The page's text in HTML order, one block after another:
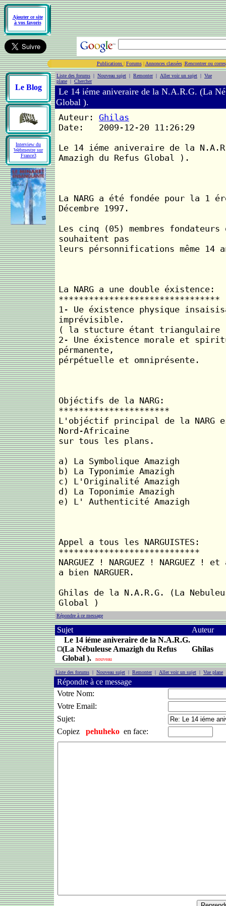
Ajouter ce site
à vos favoris
Publications | Forums| Annonces classées|Rencontrer ou
Le Blog
Interview du
Webmestre sur
France3
Liste des forums | Nouveau sujet | Remonter| Aller voir un sujet | Vue
plane | Chercher
Le 14 iéme aniveraire de la N.A.R.G. (La
Global ).
Auteur: Ghilas
Date: 2009-12-20 11:26:29
Le 14 iéme aniveraire de la
Amazigh du Refus Global ).
La NARG a été fondée pour la 1
Décembre 1997.
Les cinq (05) membres fondateurs
souhaitent pas
leurs pérsonnifications même 14
La NARG a une double éxistence:
********************************
1- Ue éxistence physique
imprévisible.
( la stucture étant triangulaire
2- Une éxistence morale et
pérmanente,
pérpétuelle et omniprésente.
Objéctifs de la NARG:
**********************
L'objéctif principal de la NARG
Nord-Africaine
sur tous les plans.
a) La Symbolique Amazigh
b) La Typonimie Amazigh
c) L'Originalité Amazigh
d) La Toponimie Amazigh
e) L' Authenticité Amazigh
Appel a tous les NARGUISTES:
****************************
NARGUEZ ! NARGUEZ ! NARGUEZ !
a bien NARGUER.
Ghilas de la N.A.R.G. (La
Global )
Répondre à ce message
Sujet
Auteur
Le 14 iéme aniveraire de la N.A.R.G.
(La Nébuleuse Amazigh du Refus
Global ).
nouveau
Ghilas
Liste des forums | Nouveau sujet | Remonter| Aller voir un sujet | Vue plane
Répondre à ce message
Votre Nom:
Votre Email:
Sujet:
Copiez
pehuheko en face: